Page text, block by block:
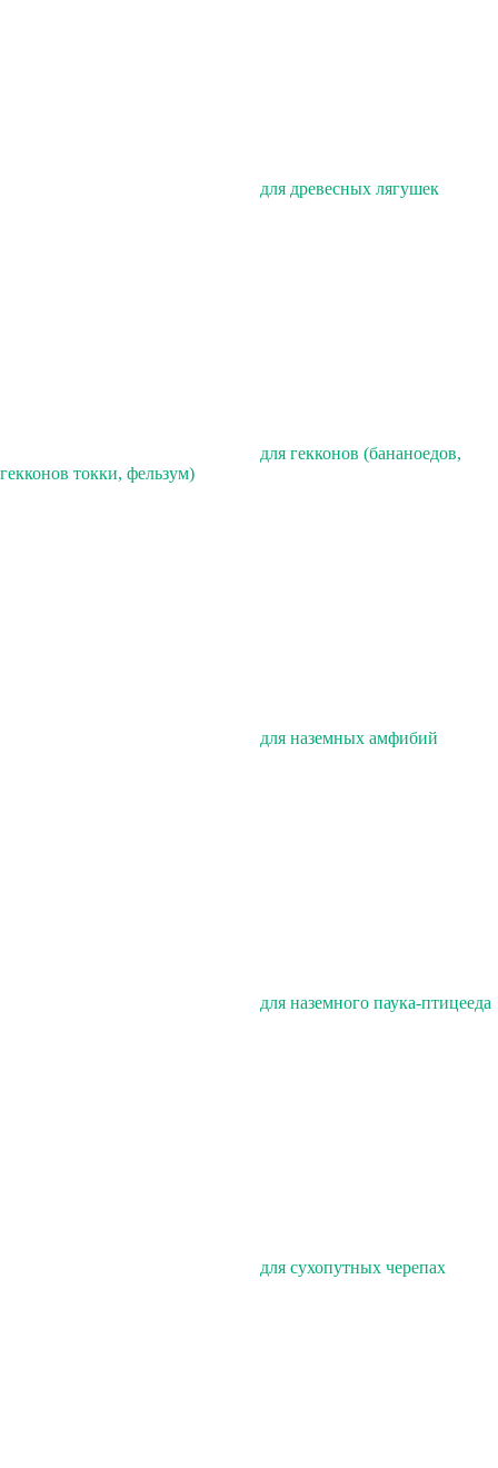
для древесных лягушек
для гекконов (бананоедов,
гекконов токки, фельзум)
для наземных амфибий
для наземного паука-птицееда
для сухопутных черепах